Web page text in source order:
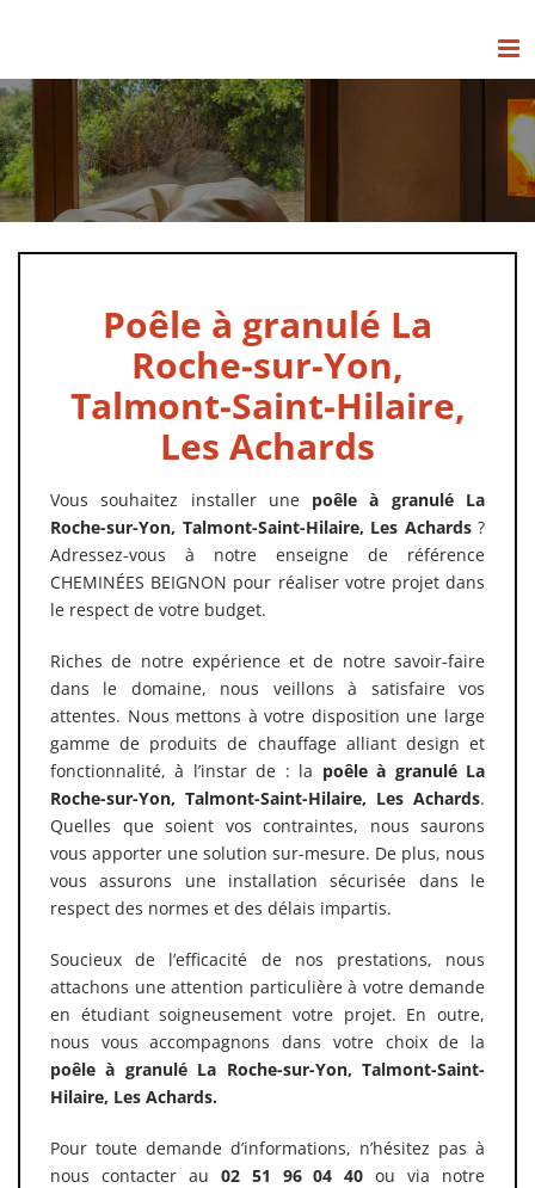
Poêle à granulé La
Roche-sur-Yon,
Talmont-Saint-Hilaire,
Les Achards
Vous souhaitez installer une poêle à granulé La
Roche-sur-Yon, Talmont-Saint-Hilaire, Les Achards?
Adressez-vous à notre enseigne de référence
CHEMINÉES BEIGNON pour réaliser votre projet dans
le respect de votre budget.
Riches de notre expérience et de notre savoir-faire
dans le domaine, nous veillons à satisfaire vos
attentes. Nous mettons à votre disposition une large
gamme de produits de chauffage alliant design et
fonctionnalité, à l’instar de : la poêle à granuléLa
Roche-sur-Yon, Talmont-Saint-Hilaire, Les Achards.
Quelles que soient vos contraintes, nous saurons
vous apporter une solution sur-mesure. De plus, nous
vous assurons une installation sécurisée dans le
respect des normes et des délais impartis.
Soucieux de l’efficacité de nos prestations, nous
attachons une attention particulière à votre demande
en étudiant soigneusement votre projet. En outre,
nous vous accompagnons dans votre choix de la
poêle à granulé La Roche-sur-Yon, Talmont-Saint-
Hilaire, Les Achards.
Pour toute demande d’informations, n’hésitez pas à
nous contacter au 02 51 96 04 40 ou via notre